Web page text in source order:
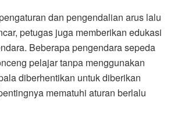
dan pengendalian arus lalu
petugas juga memberikan edukasi
Beberapa pengendara sepeda
pelajar tanpa menggunakan
diberhentikan untuk diberikan
mematuhi aturan berlalu